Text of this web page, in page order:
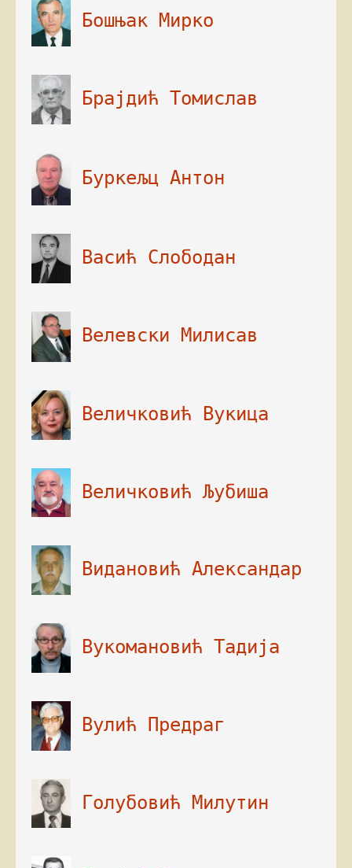
Бошњак Мирко
Брајдић Томислав
Буркељц Антон
Васић Слободан
Велевски Милисав
Величковић Вукица
Видановић Александар
Вукомановић Тадија
Вулић Предраг
Голубовић Милутин